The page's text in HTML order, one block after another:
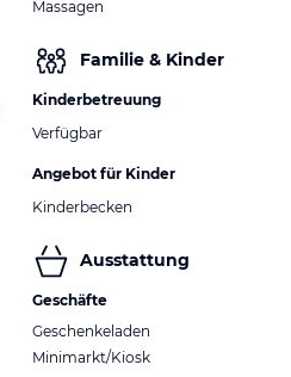
Massagen
Familie & Kinder
Kinderbetreuung
Verfügbar
Angebot für Kinder
Kinderbecken
Ausstattung
Geschäfte
Geschenkeladen
Minimarkt/Kiosk